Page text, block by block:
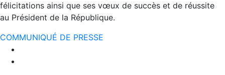
félicitations ainsi que ses vœux de succès et de réussite
au Président de la République.
COMMUNIQUÉ DE PRESSE